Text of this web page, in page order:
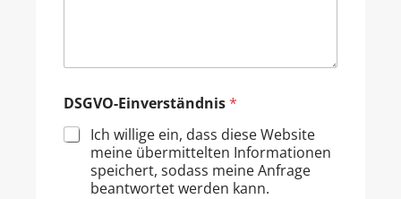
DSGVO-Einverständnis*
Ich willige ein, dass diese Website
meine übermittelten Informationen
speichert, sodass meine Anfrage
beantwortet werden kann.